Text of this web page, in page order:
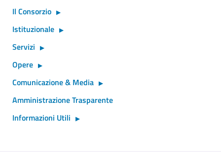
Il Consorzio
Istituzionale
Servizi
Opere
Comunicazione & Media
Amministrazione Trasparente
Informazioni Utili